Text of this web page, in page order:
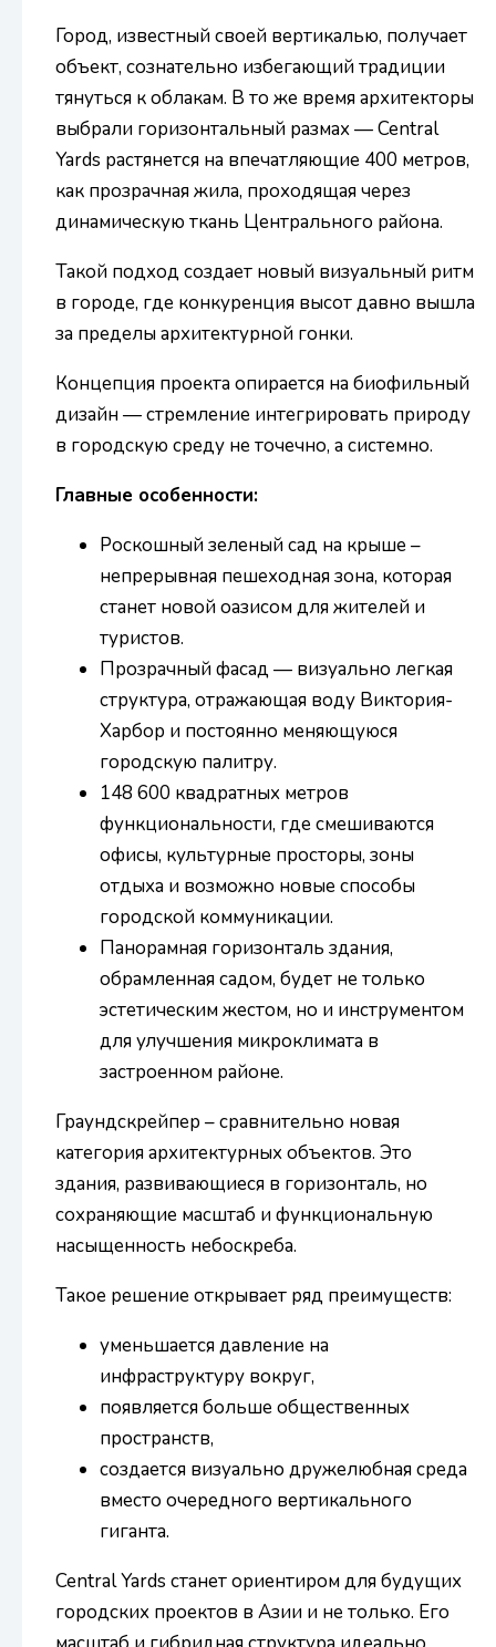
Город, известный своей вертикалью, получает
объект, сознательно избегающий традиции
тянуться к облакам. В то же время архитекторы
выбрали горизонтальный размах — Central
Yards растянется на впечатляющие 400 метров,
как прозрачная жила, проходящая через
динамическую ткань Центрального района.
Такой подход создает новый визуальный ритм
в городе, где конкуренция высот давно вышла
за пределы архитектурной гонки.
Концепция проекта опирается на биофильный
дизайн — стремление интегрировать природу
в городскую среду не точечно, а системно.
Главные особенности:
Роскошный зеленый сад на крыше –
непрерывная пешеходная зона, которая
станет новой оазисом для жителей и
туристов.
Прозрачный фасад — визуально легкая
структура, отражающая воду Виктория-
Харбор и постоянно меняющуюся
городскую палитру.
148 600 квадратных метров
функциональности, где смешиваются
офисы, культурные просторы, зоны
отдыха и возможно новые способы
городской коммуникации.
Панорамная горизонталь здания,
обрамленная садом, будет не только
эстетическим жестом, но и инструментом
для улучшения микроклимата в
застроенном районе.
Граундскрейпер – сравнительно новая
категория архитектурных объектов. Это
здания, развивающиеся в горизонталь, но
сохраняющие масштаб и функциональную
насыщенность небоскреба.
Такое решение открывает ряд преимуществ:
уменьшается давление на
инфраструктуру вокруг,
появляется больше общественных
пространств,
создается визуально дружелюбная среда
вместо очередного вертикального
гиганта.
Central Yards станет ориентиром для будущих
городских проектов в Азии и не только. Его